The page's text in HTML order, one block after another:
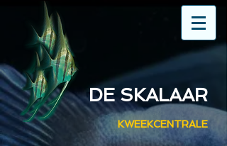
DE SKALAAR
KWEEKCENTRALE